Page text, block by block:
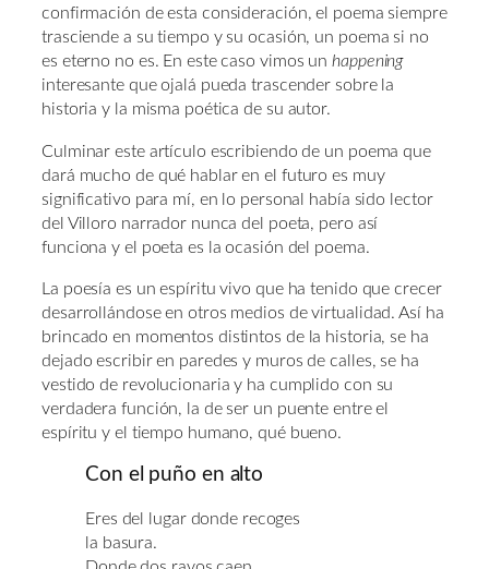
confirmación de esta consideración, el poema siempre
trasciende a su tiempo y su ocasión, un poema si no
es eterno no es. En este caso vimos unhappening
interesante que ojalá pueda trascender sobre la
historia y la misma poética de su autor.
Culminar este artículo escribiendo de un poema que
dará mucho de qué hablar en el futuro es muy
significativo para mí, en lo personal había sido lector
del Villoro narrador nunca del poeta, pero así
funciona y el poeta es la ocasión del poema.
La poesía es un espíritu vivo que ha tenido que crecer
desarrollándose en otros medios de virtualidad. Así ha
brincado en momentos distintos de la historia, se ha
dejado escribir en paredes y muros de calles, se ha
vestido de revolucionaria y ha cumplido con su
verdadera función, la de ser un puente entre el
espíritu y el tiempo humano, qué bueno.
Con el puño en alto
Eres del lugar donde recoges
la basura.